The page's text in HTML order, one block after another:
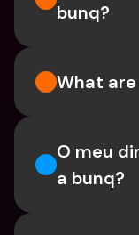
bunq?
What
O meu
a bunq?